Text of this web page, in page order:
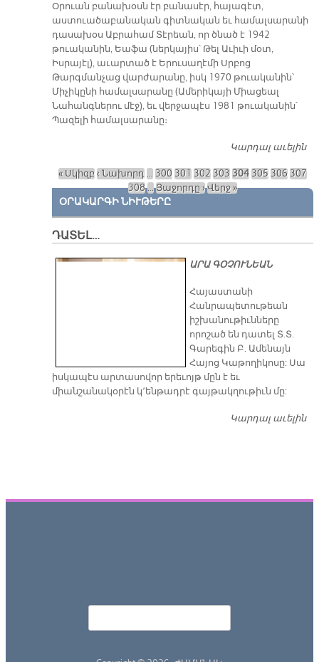
Օրուան բանախօսն էր բանասէր, հայագէտ,
աստուածաբանական գիտնական եւ համալսարանի
դասախօս Աբրահամ Տէրեան, որ ծնած է 1942
թուականին, Եաֆա (ներկայիս՝ Թել Աւիւի մօտ,
Իսրայէլ), աւարտած է Երուսաղէմի Սրբոց
Թարգմանչաց վարժարանը, իսկ 1970 թուականին՝
Միչիկընի համալսարանը (Ամերիկայի Միացեալ
Նահանգներու մէջ), եւ վերջապէս 1981 թուականին՝
Պազելի համալսարանը։
Կարդալ աւելին
Էջեր
« Սկիզբ‹ Նախորդ … 300 301 302 303 304 305 306 307
308…Յաջորդը ›Վերջ »
ՕՐԱԿԱՐԳԻ ՆԻՒԹԵՐԸ
ԴԱՏԵԼ…
ԱՐԱ ԳՕՉՈՒՆԵԱՆ
​Հայաստանի
Հանրապետութեան
իշխանութիւնները
որոշած են դատել Տ.Տ.
Գարեգին Բ. Ամենայն
Հայոց Կաթողիկոսը: Սա
իսկապէս արտասովոր երեւոյթ մըն է եւ
միանշանակօրէն կ՚ենթադրէ գայթակղութիւն մը:
Կարդալ աւելին